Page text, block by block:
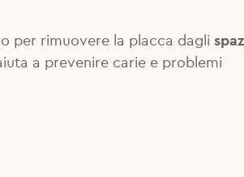
per rimuovere la placca dagli
a prevenire carie e problemi